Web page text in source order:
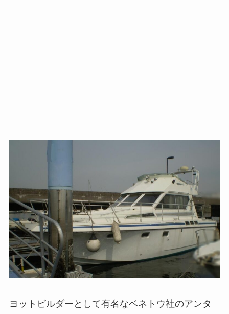
ヨットビルダーとして有名なベネトウ社のアンタ